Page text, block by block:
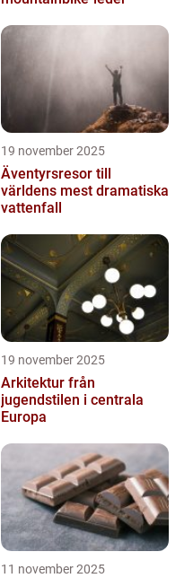
19 november 2025
Äventyrsresor till
världens mest dramatiska
vattenfall
19 november 2025
Arkitektur från
jugendstilen i centrala
Europa
11 november 2025